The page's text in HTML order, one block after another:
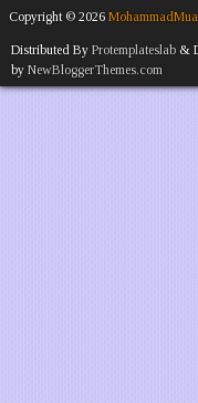
Copyright © 2026
Distributed By Protemplateslab &
by NewBloggerThemes.com